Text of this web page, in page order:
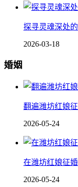
探寻灵魂深处
2026-03-18
婚姻
翻遍潍坊红娘
2026-05-24
在潍坊红娘征
2026-05-24